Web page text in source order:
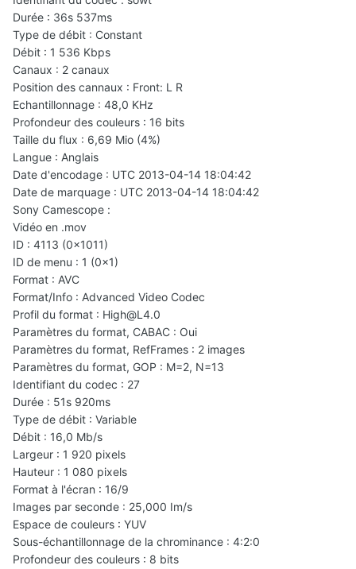
Durée : 36s 537ms
Type de débit : Constant
Débit : 1 536 Kbps
Canaux : 2 canaux
Position des cannaux : Front: L R
Echantillonnage : 48,0 KHz
Profondeur des couleurs : 16 bits
Taille du flux : 6,69 Mio (4%)
Langue : Anglais
Date d'encodage : UTC 2013-04-14 18:04:42
Date de marquage : UTC 2013-04-14 18:04:42
Sony Camescope :
Vidéo en .mov
ID : 4113 (0x1011)
ID de menu : 1 (0x1)
Format : AVC
Format/Info : Advanced Video Codec
Profil du format : High@L4.0
Paramètres du format, CABAC : Oui
Paramètres du format, RefFrames : 2 images
Paramètres du format, GOP : M=2, N=13
Identifiant du codec : 27
Durée : 51s 920ms
Type de débit : Variable
Débit : 16,0 Mb/s
Largeur : 1 920 pixels
Hauteur : 1 080 pixels
Format à l'écran : 16/9
Images par seconde : 25,000 Im/s
Espace de couleurs : YUV
Sous-échantillonnage de la chrominance : 4:2:0
Profondeur des couleurs : 8 bits